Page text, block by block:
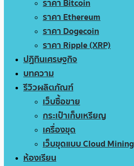
ราคา Bitcoin
ราคา Ethereum
ราคา Dogecoin
ราคา Ripple (XRP)
ปฏิทินเศรษฐกิจ
บทความ
รีวิวผลิตภัณฑ์
เว็บซื้อขาย
กระเป๋าเก็บเหรียญ
เครื่องขุด
เว็บขุดแบบ Cloud Mining
ห้องเรียน